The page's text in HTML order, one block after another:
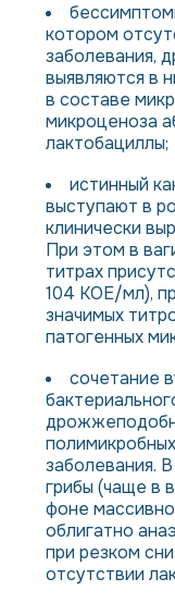
котором
заболевания,
выявляются в
в составе
микроценоза
лактобациллы;
истинный
выступают в
клинически
При этом в
титрах
104 КОЕ/мл),
значимых
патогенных
сочетание
заболевания.
грибы (чаще в
фоне
облигатно
при резком
отсутствии